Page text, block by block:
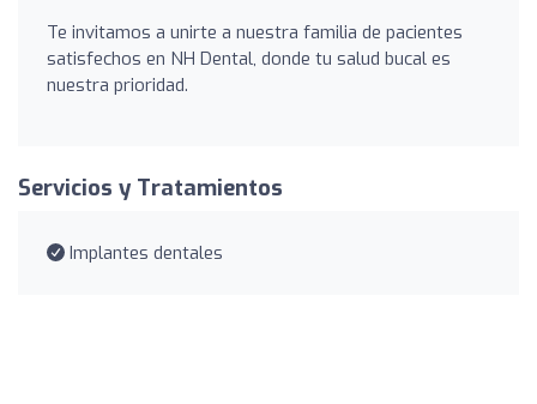
Te invitamos a unirte a nuestra familia de pacientes
satisfechos en NH Dental, donde tu salud bucal es
nuestra prioridad.
Servicios y Tratamientos
Implantes dentales